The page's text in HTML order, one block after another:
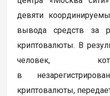
девяти
вывода средств за
криптовалюты. В
человек,
в
криптовалюты,